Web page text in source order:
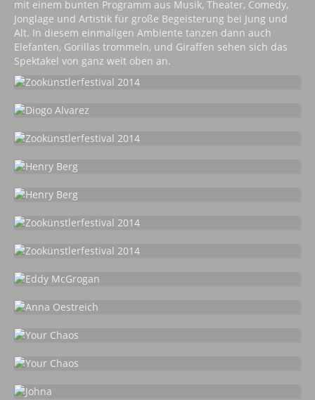
mit einem bunten Programm aus Musik, Theater, Comedy,
Jonglage und Artistik für große Begeisterung bei Jung und
Alt. In diesem einmaligen Ambiente tanzen dann auch
Elefanten, Gorillas trommeln, und Giraffen sehen sich das
Spektakel von ganz weit oben an.